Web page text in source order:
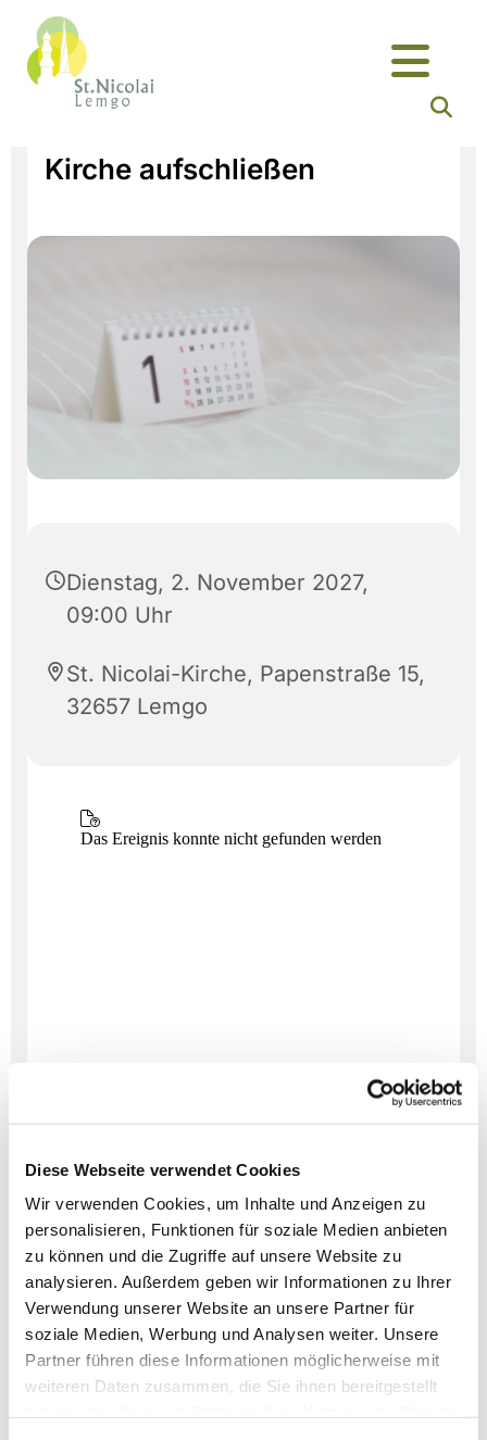
Diese Webseite verwendet Cookies
Wir verwenden Cookies, um Inhalte und Anzeigen zu
personalisieren, Funktionen für soziale Medien anbieten
zu können und die Zugriffe auf unsere Website zu
analysieren. Außerdem geben wir Informationen zu Ihrer
Verwendung unserer Website an unsere Partner für
soziale Medien, Werbung und Analysen weiter. Unsere
Partner führen diese Informationen möglicherweise mit
weiteren Daten zusammen, die Sie ihnen bereitgestellt
Kirche aufschließen
Dienstag, 2. November 2027,
09:00 Uhr
St. Nicolai-Kirche, Papenstraße 15,
32657 Lemgo
Dies könnte Sie auch
interessieren